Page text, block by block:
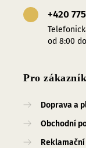
+420
od 8:00
Pro
Doprava a
Obchodní
Reklamační